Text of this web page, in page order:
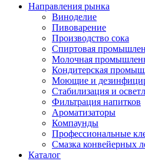
Направления рынка
Виноделие
Пивоварение
Производство сока
Спиртовая
Молочная
Кондитерская
Моющие и
Стабилизация и
Фильтрация напитков
Ароматизаторы
Компаунды
Профессиональные
Смазка конвейерных
Каталог